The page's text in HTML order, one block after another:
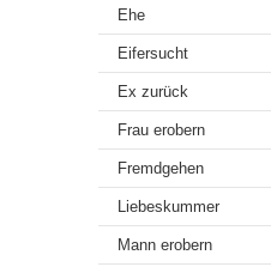
Ehe
Eifersucht
Ex zurück
Frau erobern
Fremdgehen
Liebeskummer
Mann erobern